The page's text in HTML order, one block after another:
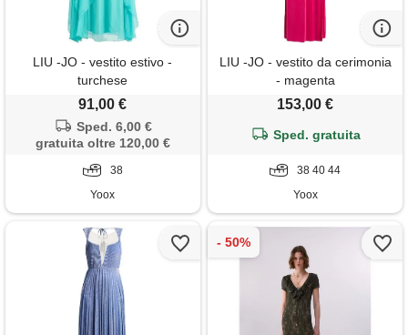
LIU -JO - vestito estivo -
turchese
91,00 €
Sped. 6,00 €
gratuita oltre 120,00 €
38
Yoox
LIU -JO - vestito da cerimonia
- magenta
153,00 €
Sped. gratuita
38 40 44
Yoox